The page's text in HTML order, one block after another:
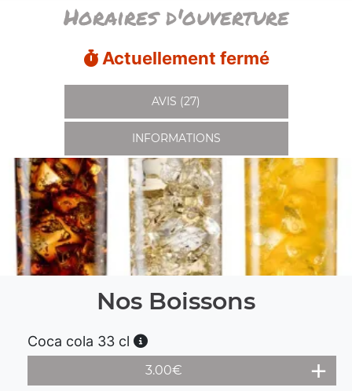
Horaires d'ouverture
Actuellement fermé
AVIS (27)
INFORMATIONS
Nos Boissons
Coca cola 33 cl
3.00€